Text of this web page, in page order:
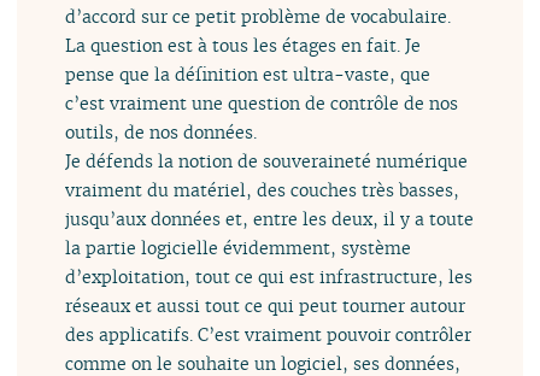
d’accord sur ce petit problème de vocabulaire.
La question est à tous les étages en fait. Je
pense que la définition est ultra-vaste, que
c’est vraiment une question de contrôle de nos
outils, de nos données.
Je défends la notion de souveraineté numérique
vraiment du matériel, des couches très basses,
jusqu’aux données et, entre les deux, il y a toute
la partie logicielle évidemment, système
d’exploitation, tout ce qui est infrastructure, les
réseaux et aussi tout ce qui peut tourner autour
des applicatifs. C’est vraiment pouvoir contrôler
comme on le souhaite un logiciel, ses données,